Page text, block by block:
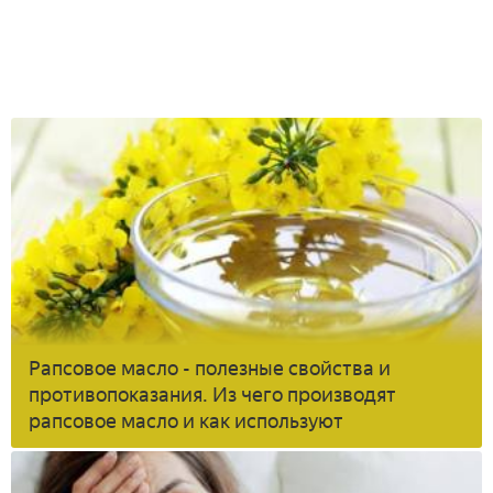
Рапсовое масло - полезные свойства и
противопоказания. Из чего производят
рапсовое масло и как используют